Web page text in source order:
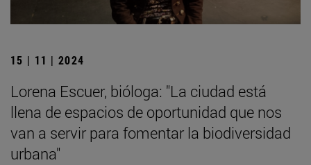
15 | 11 | 2024
Lorena Escuer, bióloga: "La ciudad está
llena de espacios de oportunidad que nos
van a servir para fomentar la biodiversidad
urbana"